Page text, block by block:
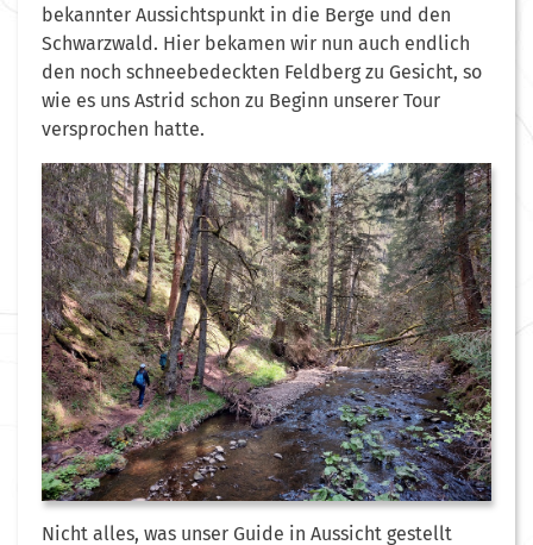
bekannter Aussichtspunkt in die Berge und den
Schwarzwald. Hier bekamen wir nun auch endlich
den noch schneebedeckten Feldberg zu Gesicht, so
wie es uns Astrid schon zu Beginn unserer Tour
versprochen hatte.
Nicht alles, was unser Guide in Aussicht gestellt